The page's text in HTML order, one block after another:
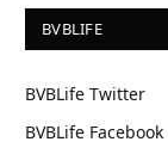
BVBLIFE
BVBLife Twitter
BVBLife Facebook